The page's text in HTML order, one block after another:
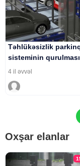
Təhlükəsizlik
sisteminin qurulması
4 il əvvəl
Oxşar elanlar